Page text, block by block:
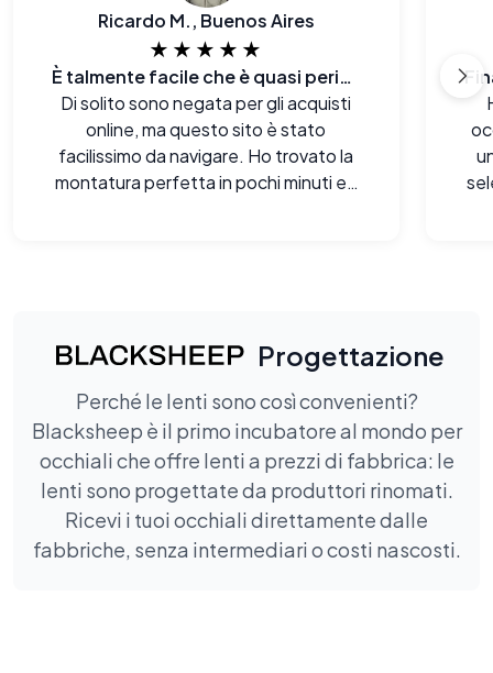
Ricardo M., Buenos Aires
★★★★★
È talmente facile che è quasi pericoloso.
Di solito sono negata per gli acquisti
online, ma questo sito è stato
facilissimo da navigare. Ho trovato la
montatura perfetta in pochi minuti e il
Progettazione
Perché le lenti sono così convenienti?
Blacksheep è il primo incubatore al mondo per
occhiali che offre lenti a prezzi di fabbrica: le
lenti sono progettate da produttori rinomati.
Ricevi i tuoi occhiali direttamente dalle
fabbriche, senza intermediari o costi nascosti.